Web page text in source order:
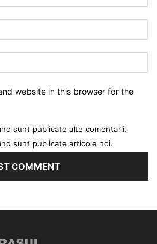
website in this browser for the
sunt publicate alte comentarii.
sunt publicate articole noi.